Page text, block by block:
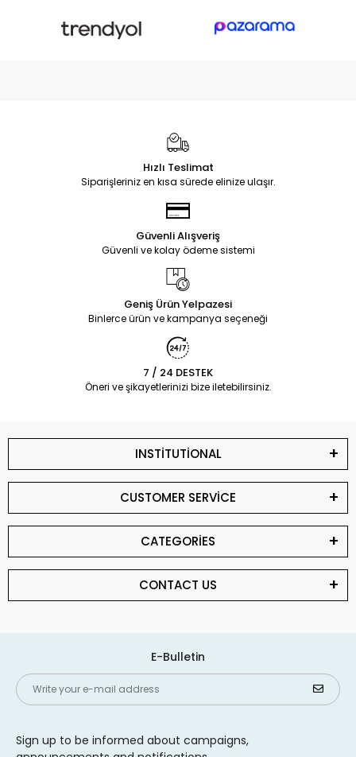
Hızlı Teslimat
Siparişleriniz en kısa sürede elinize ulaşır.
Güvenli Alışveriş
Güvenli ve kolay ödeme sistemi
Geniş Ürün Yelpazesi
Binlerce ürün ve kampanya seçeneği
7 / 24 DESTEK
Öneri ve şikayetlerinizi bize iletebilirsiniz.
INSTİTUTİONAL
CUSTOMER SERVİCE
CATEGORİES
CONTACT US
E-Bulletin
Sign up to be informed about campaigns,